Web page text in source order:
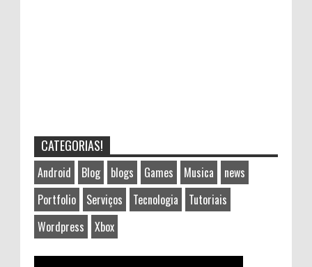
CATEGORIAS!
Android Blog blogs Games Musica
news
Portfolio
Serviços Tecnologia
Tutoriais
Wordpress
Xbox